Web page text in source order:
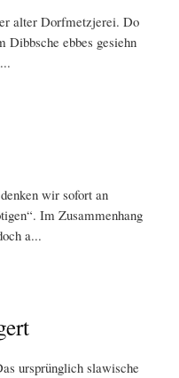
alter Dorfmetzjerei. Do
Dibbsche ebbes gesiehn
wir sofort an
Im Zusammenhang
a...
ursprünglich slawische